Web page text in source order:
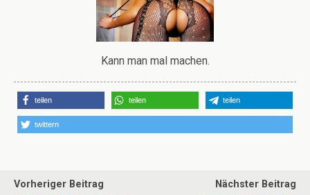
Kann man mal machen.
teilen teilen teilen
twittern
Vorheriger Beitrag
Nächster Beitrag